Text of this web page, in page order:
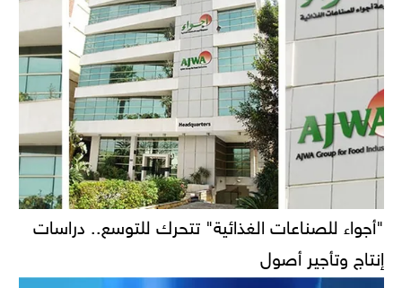
"أجواء للصناعات الغذائية" تتحرك للتوسع.. دراسات
إنتاج وتأجير أصول